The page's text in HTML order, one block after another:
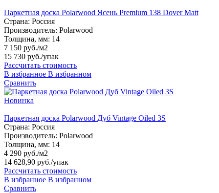
Паркетная доска Polarwood Ясень Premium 138 Dover Matt
Страна: Россия
Производитель: Polarwood
Толщина, мм: 14
7 150 руб./м2
15 730 руб./упак
Рассчитать стоимость
В избранное В избранном
Сравнить
Новинка
Паркетная доска Polarwood Дуб Vintage Oiled 3S
Страна: Россия
Производитель: Polarwood
Толщина, мм: 14
4 290 руб./м2
14 628,90 руб./упак
Рассчитать стоимость
В избранное В избранном
Сравнить